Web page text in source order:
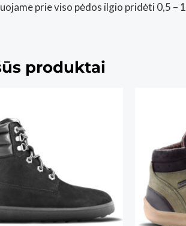
prie viso pėdos ilgio pridėti 0,5 –
produktai